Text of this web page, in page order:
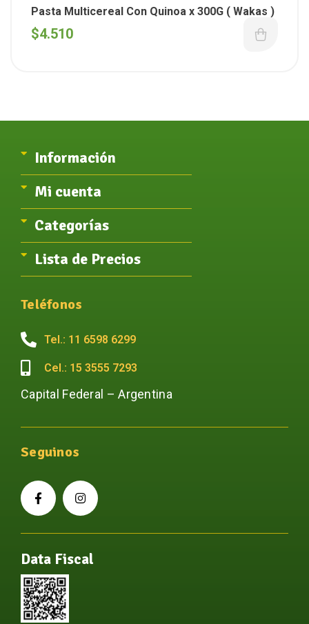
T.A.C.C.
Pasta Multicereal Con Quinoa x 300G ( Wakas )
$4.510
Información
Mi cuenta
Categorías
Lista de Precios
Teléfonos
Tel.: 11 6598 6299
Cel.: 15 3555 7293
Capital Federal – Argentina
Seguinos
Data Fiscal